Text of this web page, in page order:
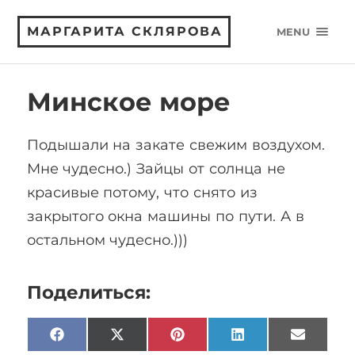
МАРГАРИТА СКЛЯРОВА MENU
Минское море
Подышали на закате свежим воздухом.
Мне чудесно.) Зайцы от солнца не
красивые потому, что снято из
закрытого окна машины по пути. А в
остальном чудесно.)))
Поделиться:
Facebook X
(Twitter)
Pinterest LinkedIn Email